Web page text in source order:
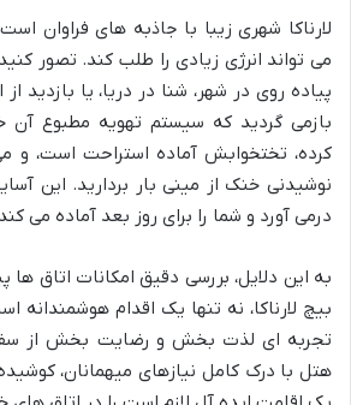
لارناکا شهری زیبا با جاذبه های فراوان
می تواند انرژی زیادی را طلب کند. تصور
پیاده روی در شهر، شنا در دریا، یا بازدید
بازمی گردید که سیستم تهویه مطبوع آن
کرده، تختخوابش آماده استراحت است، و
نوشیدنی خنک از مینی بار بردارید. این
درمی آورد و شما را برای روز بعد آماده می
به این دلایل، بررسی دقیق امکانات اتاق
بیچ لارناکا، نه تنها یک اقدام هوشمندانه
تجربه ای لذت بخش و رضایت بخش از
هتل با درک کامل نیازهای میهمانان،